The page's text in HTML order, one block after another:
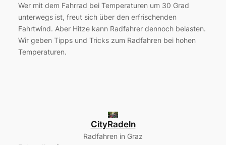
Wer mit dem Fahrrad bei Temperaturen um 30 Grad
unterwegs ist, freut sich über den erfrischenden
Fahrtwind. Aber Hitze kann Radfahrer dennoch belasten.
Wir geben Tipps und Tricks zum Radfahren bei hohen
Temperaturen.
CityRadeln
Radfahren in Graz